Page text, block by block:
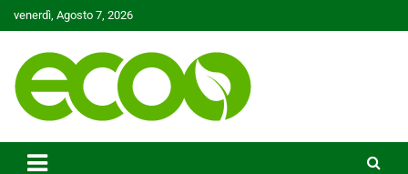
to
venerdì, Agosto 7, 2026
Ecoo.it